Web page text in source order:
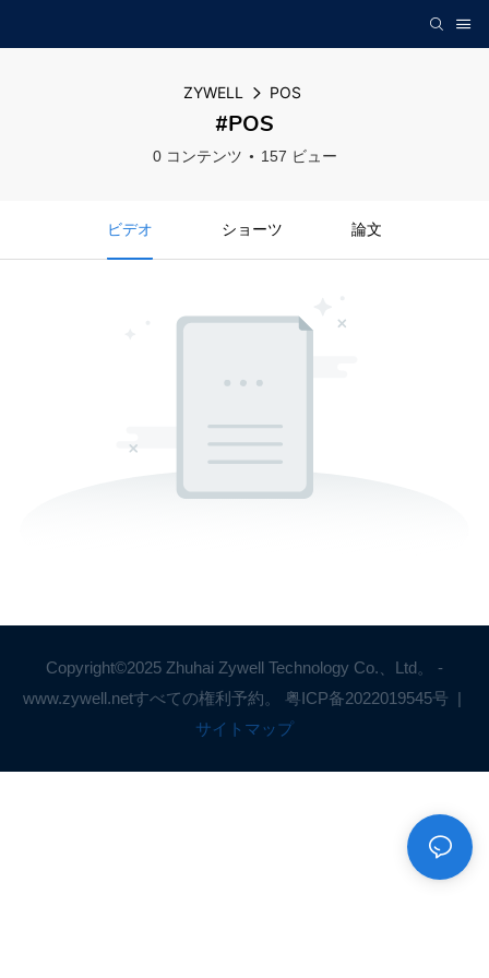
ZYWELL POS
#POS
0 コンテンツ 157 ビュー
ビデオ ショーツ 論文
Copyright©2025 Zhuhai Zywell Technology Co.、Ltd。 -
www.zywell.netすべての権利予約。 粤ICP备2022019545号 |
サイトマップ